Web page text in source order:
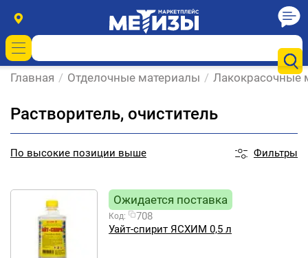
Главная / Отделочные материалы / Лакокрасочные
Растворитель, очиститель
По высокие позиции выше Фильтры
Ожидается поставка
Код:
708
Уайт-спирит ЯСХИМ 0,5 л